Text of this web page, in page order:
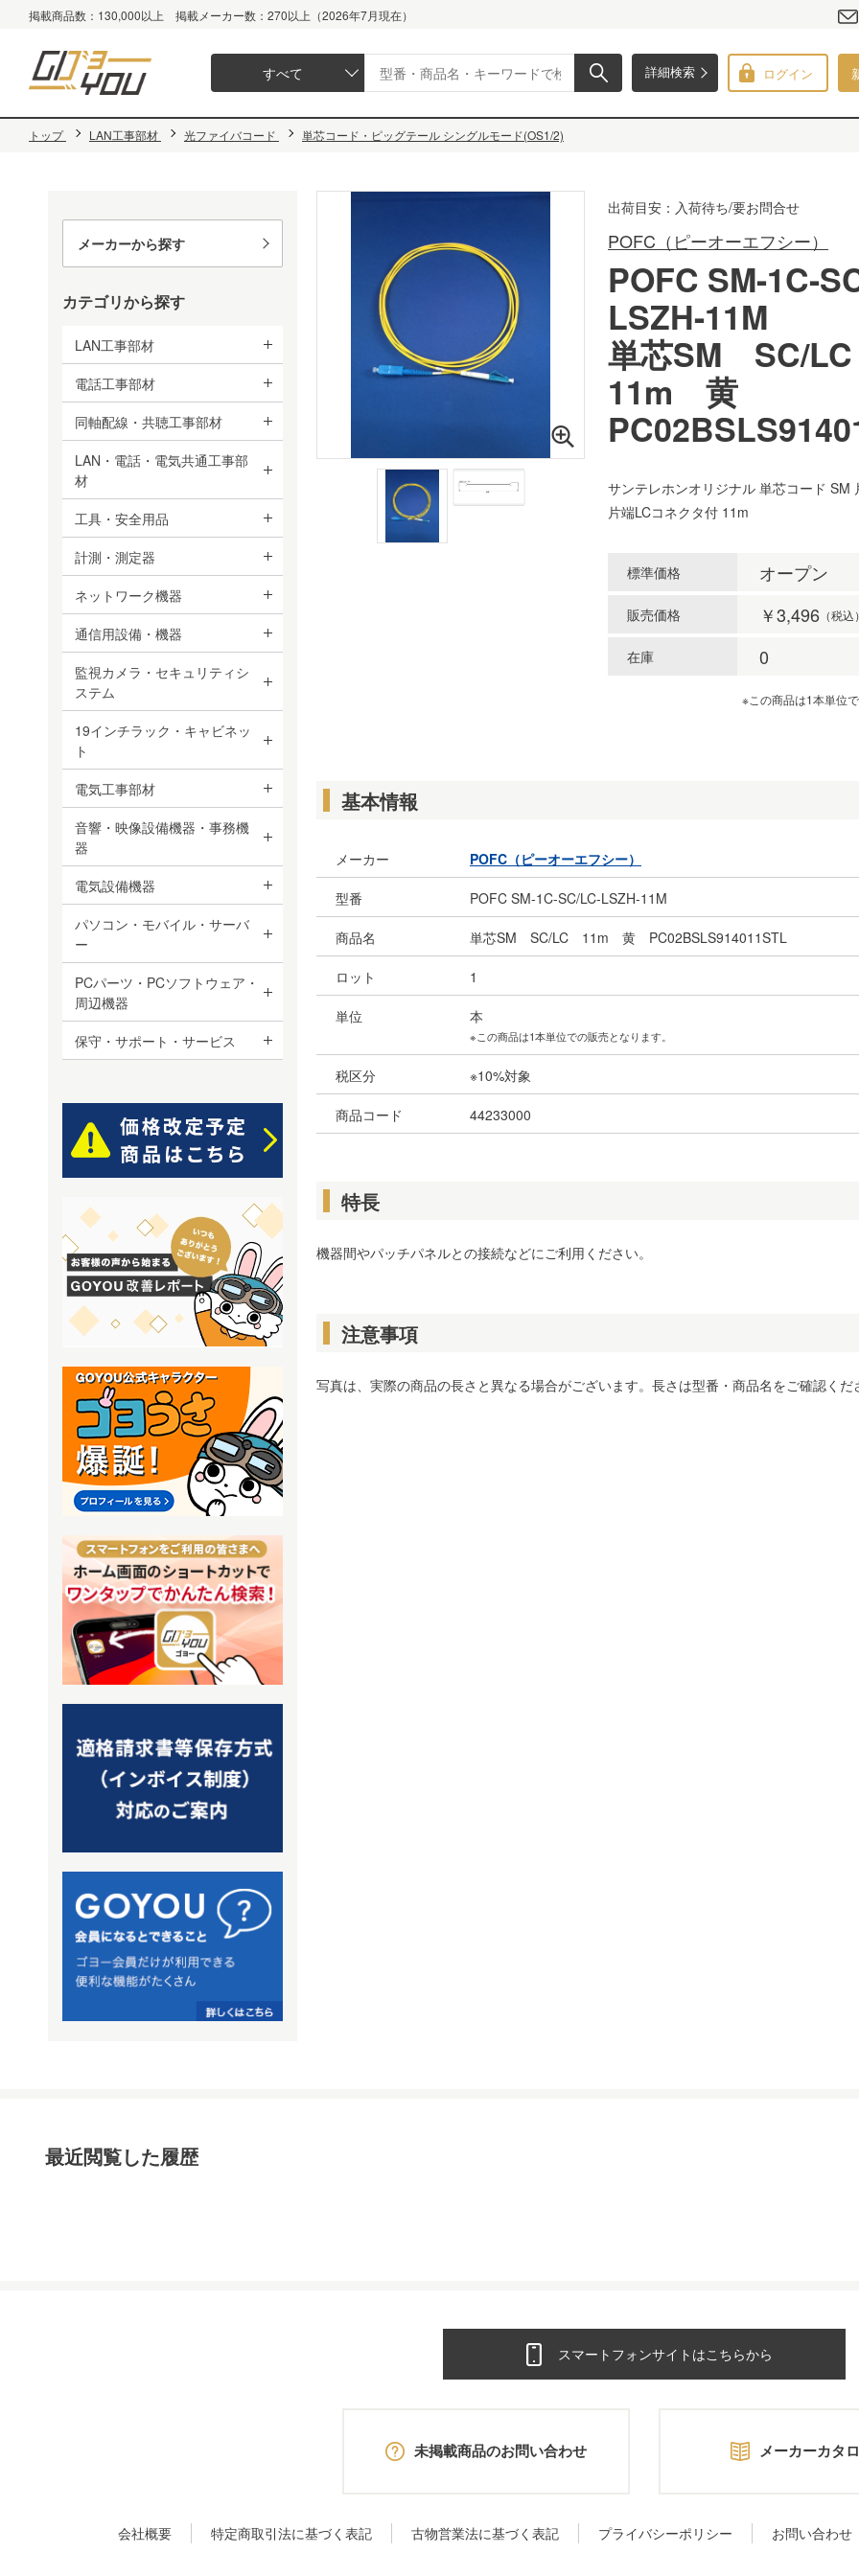
掲載商品数：130,000以上 掲載メーカー数：270以上（2026年7月現在）
詳細検索
すべて ログイン
トップ LAN工事部材 光ファイバコード 単芯コード・ピッグテール シングルモード(OS1/2)
出荷目安：入荷待ち/要お問合せ
POFC（ピーオーエフシー）
POFC SM-1C-
LSZH-11M
単芯SM SC/
11m 黄
サンテレホンオリジナル 単芯コード SM
片端LCコネクタ付 11m
標準価格 オープン
販売価格 ￥3,496 （税込
在庫 0
※この商品は1本単位
基本情報
メーカー POFC（ピーオーエフシー）
型番 POFC SM-1C-SC/LC-LSZH-11M
商品名 単芯SM SC/LC 11m 黄 PC02BSLS914011STL
ロット 1
単位 本
※この商品は1本単位での販売となります。
税区分 ※10%対象
商品コード 44233000
特長
機器間やパッチパネルとの接続などにご利用ください。
注意事項
写真は、実際の商品の長さと異なる場合がございます。長さは型番・商品名をご確認くだ
メーカーから探す
カテゴリから探す
LAN工事部材
電話工事部材
同軸配線・共聴工事部材
LAN・電話・電気共通工事部
材
工具・安全用品
計測・測定器
ネットワーク機器
通信用設備・機器
監視カメラ・セキュリティシ
ステム
19インチラック・キャビネッ
ト
電気工事部材
音響・映像設備機器・事務機
器
電気設備機器
パソコン・モバイル・サーバ
ー
PCパーツ・PCソフトウェア・
周辺機器
保守・サポート・サービス
最近閲覧した履歴
スマートフォンサイトはこちらから
未掲載商品のお問い合わせ メーカーカタ
会社概要 特定商取引法に基づく表記 古物営業法に基づく表記 プライバシーポリシー お問い合わせ